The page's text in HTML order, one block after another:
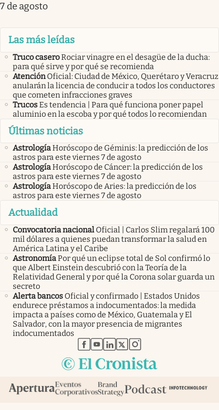
7 de agosto
Las más leídas
Truco caseroRociar vinagre en el desagüe de la ducha:
para qué sirve y por qué se recomienda
Atención Oficial: Ciudad de México, Querétaro y Veracruz
anularán la licencia de conducir a todos los conductores
que cometen infracciones graves
TrucosEs tendencia | Para qué funciona poner papel
aluminio en la escoba y por qué todos lo recomiendan
Últimas noticias
AstrologíaHoróscopo de Géminis: la predicción de los
astros para este viernes 7 de agosto
AstrologíaHoróscopo de Cáncer: la predicción de los
astros para este viernes 7 de agosto
AstrologíaHoróscopo de Aries: la predicción de los
astros para este viernes 7 de agosto
Actualidad
Convocatoria nacional Oficial | Carlos Slim regalará 100
mil dólares a quienes puedan transformar la salud en
América Latina y el Caribe
AstronomíaPor qué un eclipse total de Sol confirmó lo
que Albert Einstein descubrió con la Teoría de la
Relatividad General y por qué la Corona solar guarda un
secreto
Alerta bancos Oficial y confirmado | Estados Unidos
endurece préstamos a indocumentados: la medida
impacta a países como de México, Guatemala y El
Salvador, con la mayor presencia de migrantes
indocumentados
abre en nueva pestaña
abre en nueva pestaña
abre en nueva pestaña
abre en nueva pestaña
abre en nueva pestaña